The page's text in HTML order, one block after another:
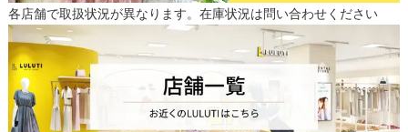
各店舗で取扱状況が異なります。在庫状況は問い合わせください